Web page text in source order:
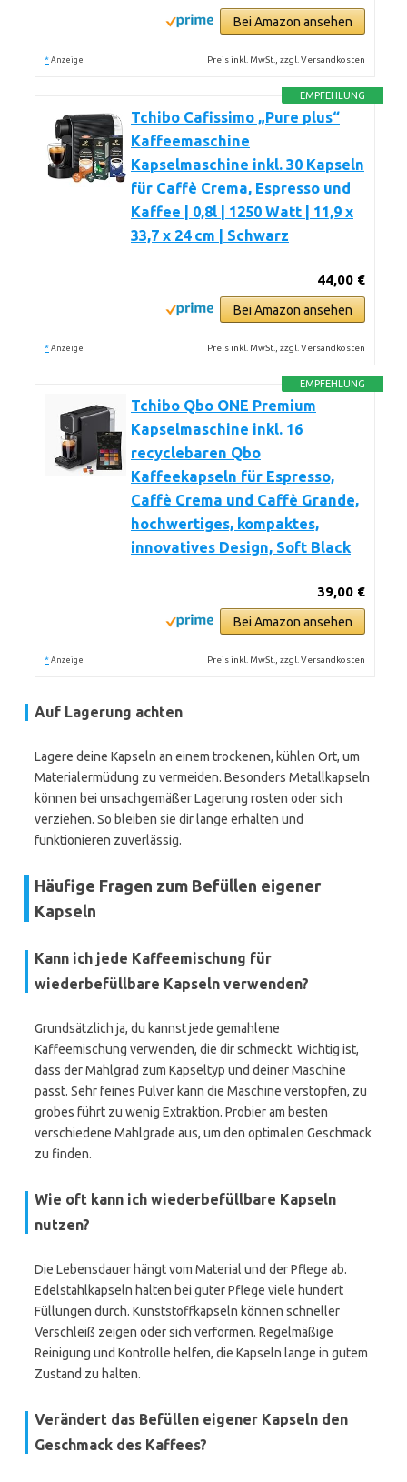
Bei Amazon ansehen
* Anzeige Preis inkl. MwSt., zzgl. Versandkosten
EMPFEHLUNG
Tchibo Cafissimo „Pure plus“
Kaffeemaschine
Kapselmaschine inkl. 30 Kapseln
für Caffè Crema, Espresso und
Kaffee | 0,8l | 1250 Watt | 11,9 x
33,7 x 24 cm | Schwarz
44,00 €
Bei Amazon ansehen
* Anzeige Preis inkl. MwSt., zzgl. Versandkosten
EMPFEHLUNG
Tchibo Qbo ONE Premium
Kapselmaschine inkl. 16
recyclebaren Qbo
Kaffeekapseln für Espresso,
Caffè Crema und Caffè Grande,
hochwertiges, kompaktes,
innovatives Design, Soft Black
39,00 €
Bei Amazon ansehen
* Anzeige Preis inkl. MwSt., zzgl. Versandkosten
Auf Lagerung achten
Lagere deine Kapseln an einem trockenen, kühlen Ort, um
Materialermüdung zu vermeiden. Besonders Metallkapseln
können bei unsachgemäßer Lagerung rosten oder sich
verziehen. So bleiben sie dir lange erhalten und
funktionieren zuverlässig.
Häufige Fragen zum Befüllen eigener
Kapseln
Kann ich jede Kaffeemischung für
wiederbefüllbare Kapseln verwenden?
Grundsätzlich ja, du kannst jede gemahlene
Kaffeemischung verwenden, die dir schmeckt. Wichtig ist,
dass der Mahlgrad zum Kapseltyp und deiner Maschine
passt. Sehr feines Pulver kann die Maschine verstopfen, zu
grobes führt zu wenig Extraktion. Probier am besten
verschiedene Mahlgrade aus, um den optimalen Geschmack
zu finden.
Wie oft kann ich wiederbefüllbare Kapseln
nutzen?
Die Lebensdauer hängt vom Material und der Pflege ab.
Edelstahlkapseln halten bei guter Pflege viele hundert
Füllungen durch. Kunststoffkapseln können schneller
Verschleiß zeigen oder sich verformen. Regelmäßige
Reinigung und Kontrolle helfen, die Kapseln lange in gutem
Zustand zu halten.
Verändert das Befüllen eigener Kapseln den
Geschmack des Kaffees?